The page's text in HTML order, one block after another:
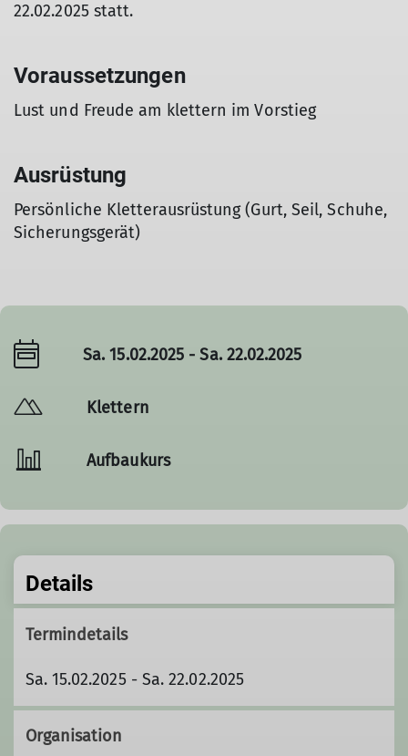
22.02.2025 statt.
Voraussetzungen
Lust und Freude am klettern im Vorstieg
Ausrüstung
Persönliche Kletterausrüstung (Gurt, Seil, Schuhe,
Sicherungsgerät)
Sa. 15.02.2025 - Sa. 22.02.2025
Klettern
Aufbaukurs
Details
Termindetails
Sa. 15.02.2025 - Sa. 22.02.2025
Organisation